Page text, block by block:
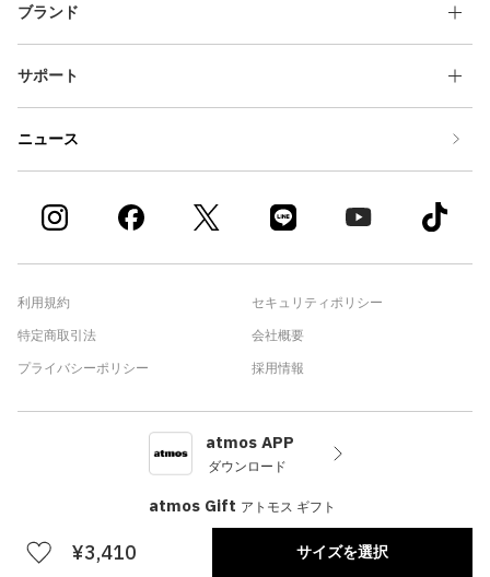
¥3,410 サイズを選択
ブランド
サポート
ニュース
利用規約
特定商取引法
プライバシーポリシー
セキュリティポリシー
会社概要
採用情報
atmos APP
ダウンロード
atmos Gift アトモス ギフト